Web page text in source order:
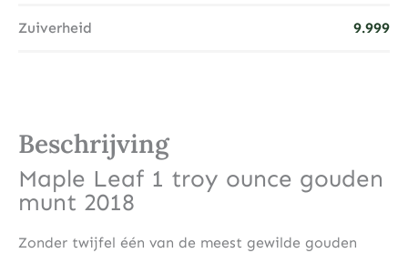
Zuiverheid 9.999
Beschrijving
Maple Leaf 1 troy ounce gouden
munt 2018
Zonder twijfel één van de meest gewilde gouden